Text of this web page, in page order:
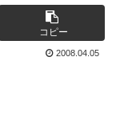
コピー
2008.04.05